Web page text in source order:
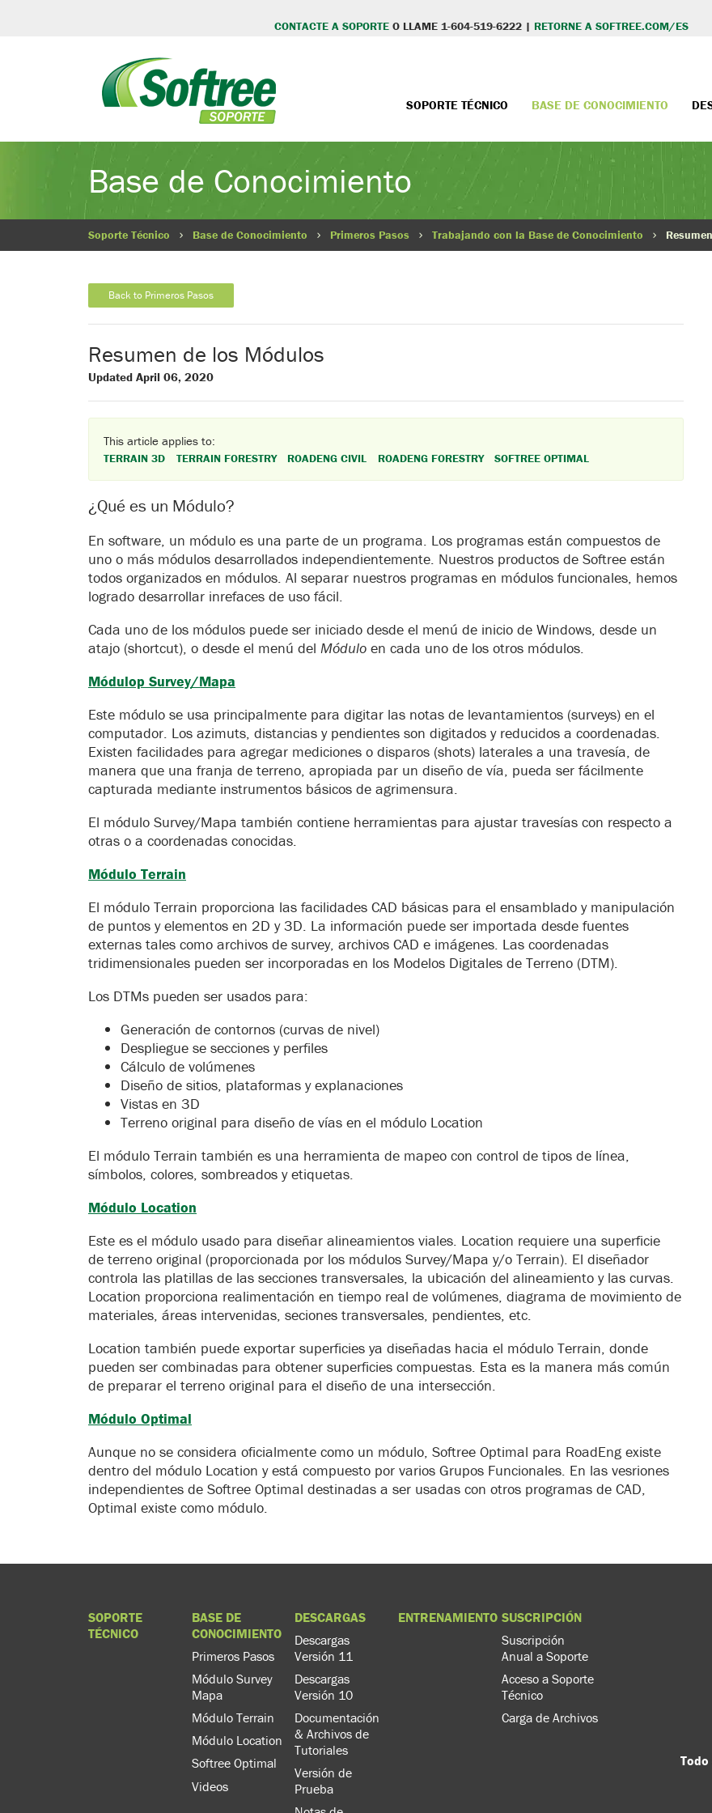
CONTACTE A SOPORTEO LLAME 1-604-519-6222 | RETORNE A SOFTREE.COM/ES
SOPORTE TÉCNICO BASE DE CONOCIMIENTO
Base de Conocimiento
Soporte Técnico Base de Conocimiento Primeros Pasos Trabajando con la Base de Conocimiento
Back to Primeros Pasos
Resumen de los Módulos
Updated April 06, 2020
This article applies to:
TERRAIN 3D TERRAIN FORESTRY ROADENG CIVIL ROADENG FORESTRY SOFTREE OPTIMAL
¿Qué es un Módulo?
En software, un módulo es una parte de un programa. Los programas están compuestos de
uno o más módulos desarrollados independientemente. Nuestros productos de Softree están
todos organizados en módulos. Al separar nuestros programas en módulos funcionales, hemos
logrado desarrollar inrefaces de uso fácil.
Cada uno de los módulos puede ser iniciado desde el menú de inicio de Windows, desde un
atajo (shortcut), o desde el menú del Módulo en cada uno de los otros módulos.
Módulop Survey/Mapa
Este módulo se usa principalmente para digitar las notas de levantamientos (surveys) en el
computador. Los azimuts, distancias y pendientes son digitados y reducidos a coordenadas.
Existen facilidades para agregar mediciones o disparos (shots) laterales a una travesía, de
manera que una franja de terreno, apropiada par un diseño de vía, pueda ser fácilmente
capturada mediante instrumentos básicos de agrimensura.
El módulo Survey/Mapa también contiene herramientas para ajustar travesías con respecto a
otras o a coordenadas conocidas.
Módulo Terrain
El módulo Terrain proporciona las facilidades CAD básicas para el ensamblado y manipulación
de puntos y elementos en 2D y 3D. La información puede ser importada desde fuentes
externas tales como archivos de survey, archivos CAD e imágenes. Las coordenadas
tridimensionales pueden ser incorporadas en los Modelos Digitales de Terreno (DTM).
Los DTMs pueden ser usados para:
Generación de contornos (curvas de nivel)
Despliegue se secciones y perfiles
Cálculo de volúmenes
Diseño de sitios, plataformas y explanaciones
Vistas en 3D
Terreno original para diseño de vías en el módulo Location
El módulo Terrain también es una herramienta de mapeo con control de tipos de línea,
símbolos, colores, sombreados y etiquetas.
Módulo Location
Este es el módulo usado para diseñar alineamientos viales. Location requiere una superficie
de terreno original (proporcionada por los módulos Survey/Mapa y/o Terrain). El diseñador
controla las platillas de las secciones transversales, la ubicación del alineamiento y las curvas.
Location proporciona realimentación en tiempo real de volúmenes, diagrama de movimiento de
materiales, áreas intervenidas, seciones transversales, pendientes, etc.
Location también puede exportar superficies ya diseñadas hacia el módulo Terrain, donde
pueden ser combinadas para obtener superficies compuestas. Esta es la manera más común
de preparar el terreno original para el diseño de una intersección.
Módulo Optimal
Aunque no se considera oficialmente como un módulo, Softree Optimal para RoadEng existe
dentro del módulo Location y está compuesto por varios Grupos Funcionales. En las vesriones
independientes de Softree Optimal destinadas a ser usadas con otros programas de CAD,
Optimal existe como módulo.
SOPORTE
TÉCNICO
BASE DE
CONOCIMIENTO
Primeros Pasos
Módulo Survey
Mapa
Módulo Terrain
Módulo Location
Softree Optimal
Videos
DESCARGAS
Descargas
Versión 11
Descargas
Versión 10
Documentación
& Archivos de
Tutoriales
Versión de
Prueba
ENTRENAMIENTO SUSCRIPCIÓN
Suscripción
Anual a Soporte
Acceso a Soporte
Técnico
Carga de Archivos